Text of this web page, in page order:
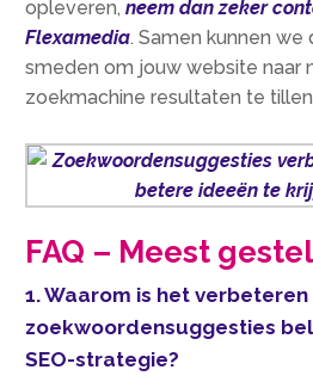
opleveren,neem dan zeker
Flexamedia.​ Samen kunnen
smeden om jouw website naar
zoekmachine resultaten te
FAQ – Meest
1.​ Waarom is het verbeteren
zoekwoordensuggesties
SEO-strategie?